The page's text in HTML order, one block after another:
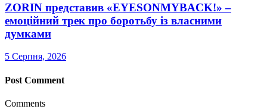
ZORIN представив «EYESONMYBACK!» –
емоційний трек про боротьбу із власними
думками
5 Серпня, 2026
Post Comment
Comments